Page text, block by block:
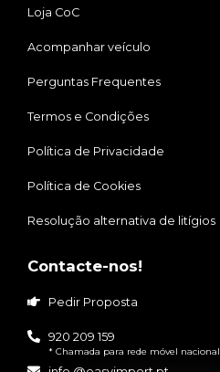
Loja CoC
Acompanhar veículo
Perguntas Frequentes
Termos e Condições
Política de Privacidade
Política de Cookies
Resolução alternativa de litígios
Contacte-nos!
Pedir Proposta
920 209 159
* Chamada para rede móvel nacional